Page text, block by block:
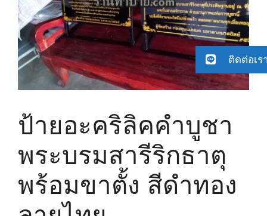
ป้ายอะคริลิคคำบูชา
พระบรมสารีริกธาตุ
พร้อมขาตั้ง สีดำทอง
ติดต่อเร